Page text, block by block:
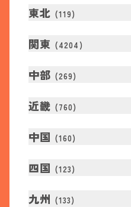
東北 (119)
関東 (4204 )
中部 (269)
近畿 (760)
中国 (160)
四国 (123)
九州 (133)